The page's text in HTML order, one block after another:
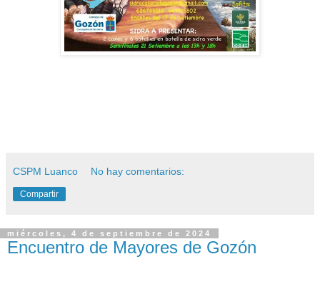
CSPM Luanco No hay comentarios:
Compartir
miércoles, 4 de septiembre de 2024
Encuentro de Mayores de Gozón